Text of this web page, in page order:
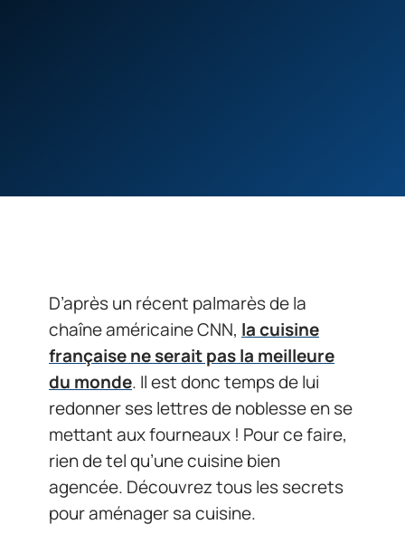
D’après un récent palmarès de la
chaîne américaine CNN, la cuisine
française ne serait pas la meilleure
du monde. Il est donc temps de lui
redonner ses lettres de noblesse en se
mettant aux fourneaux ! Pour ce faire,
rien de tel qu’une cuisine bien
agencée. Découvrez tous les secrets
pour aménager sa cuisine.